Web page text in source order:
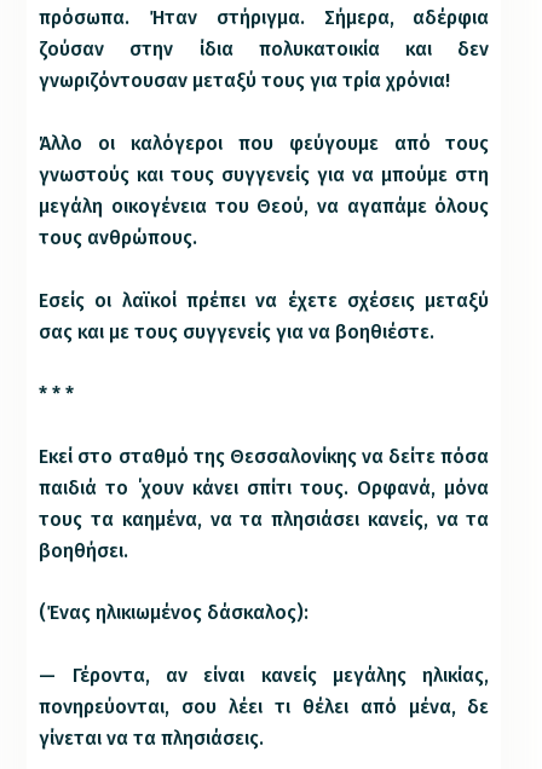
πρόσωπα. Ήταν στήριγμα. Σήμερα, αδέρφια
ζούσαν στην ίδια πολυκατοικία και δεν
γνωριζόντουσαν μεταξύ τους για τρία χρόνια!
Άλλο οι καλόγεροι που φεύγουμε από τους
γνωστούς και τους συγγενείς για να μπούμε στη
μεγάλη οικογένεια του Θεού, να αγαπάμε όλους
τους ανθρώπους.
Εσείς οι λαϊκοί πρέπει να έχετε σχέσεις μεταξύ
σας και με τους συγγενείς για να βοηθιέστε.
* * *
Εκεί στο σταθμό της Θεσσαλονίκης να δείτε πόσα
παιδιά το ΄χουν κάνει σπίτι τους. Ορφανά, μόνα
τους τα καημένα, να τα πλησιάσει κανείς, να τα
βοηθήσει.
(Ένας ηλικιωμένος δάσκαλος):
— Γέροντα, αν είναι κανείς μεγάλης ηλικίας,
πονηρεύονται, σου λέει τι θέλει από μένα, δε
γίνεται να τα πλησιάσεις.